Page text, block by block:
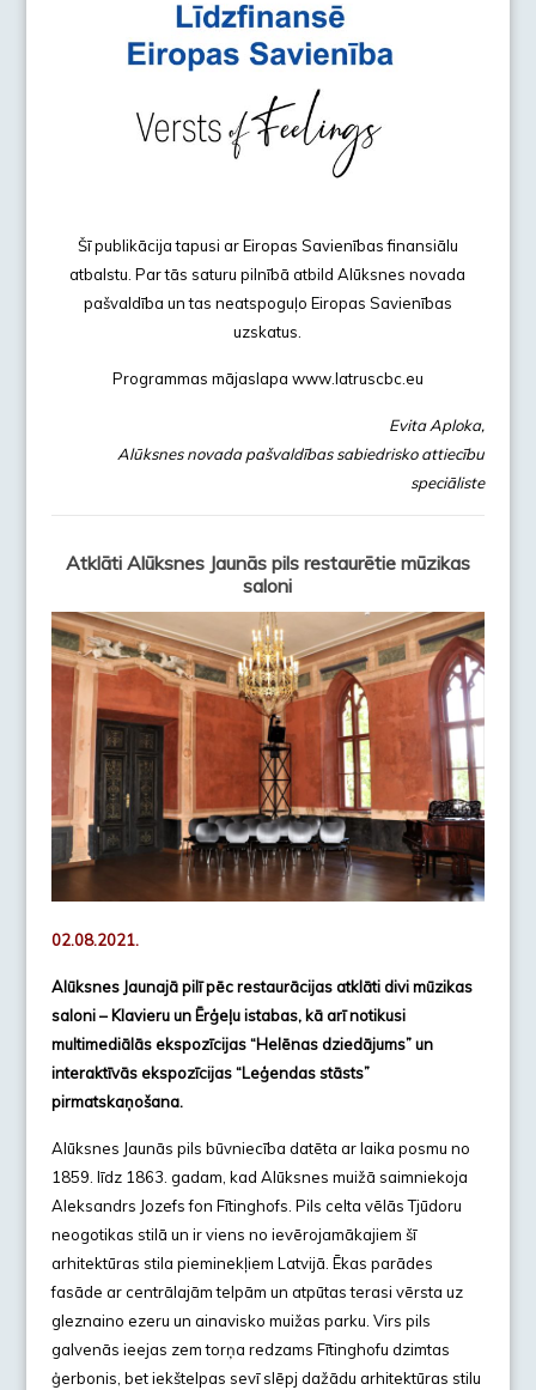
Šī publikācija tapusi ar Eiropas Savienības finansiālu
atbalstu. Par tās saturu pilnībā atbild Alūksnes novada
pašvaldība un tas neatspoguļo Eiropas Savienības
uzskatus.
Programmas mājaslapa www.latruscbc.eu
Evita Aploka,
Alūksnes novada pašvaldības sabiedrisko attiecību
speciāliste
Atklāti Alūksnes Jaunās pils restaurētie mūzikas
saloni
02.08.2021.
Alūksnes Jaunajā pilī pēc restaurācijas atklāti divi mūzikas
saloni – Klavieru un Ērģeļu istabas, kā arī notikusi
multimediālās ekspozīcijas “Helēnas dziedājums” un
interaktīvās ekspozīcijas “Leģendas stāsts”
pirmatskaņošana.
Alūksnes Jaunās pils būvniecība datēta ar laika posmu no
1859. līdz 1863. gadam, kad Alūksnes muižā saimniekoja
Aleksandrs Jozefs fon Fītinghofs. Pils celta vēlās Tjūdoru
neogotikas stilā un ir viens no ievērojamākajiem šī
arhitektūras stila pieminekļiem Latvijā. Ēkas parādes
fasāde ar centrālajām telpām un atpūtas terasi vērsta uz
gleznaino ezeru un ainavisko muižas parku. Virs pils
galvenās ieejas zem torņa redzams Fītinghofu dzimtas
ģerbonis, bet iekštelpas sevī slēpj dažādu arhitektūras stilu